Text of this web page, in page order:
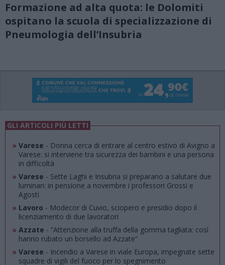
Formazione ad alta quota: le Dolomiti
ospitano la scuola di specializzazione di
Pneumologia dell’Insubria
GLI ARTICOLI PIÙ LETTI
» Varese - Donna cerca di entrare al centro estivo di Avigno a
Varese: si interviene tra sicurezza dei bambini e una persona
in difficoltà
» Varese - Sette Laghi e Insubria si preparano a salutare due
luminari: in pensione a novembre i professori Grossi e
Agosti
» Lavoro - Modecor di Cuvio, sciopero e presidio dopo il
licenziamento di due lavoratori
» Azzate - “Attenzione alla truffa della gomma tagliata: così
hanno rubato un borsello ad Azzate”
» Varese - Incendio a Varese in viale Europa, impegnate sette
squadre di vigili del fuoco per lo spegnimento